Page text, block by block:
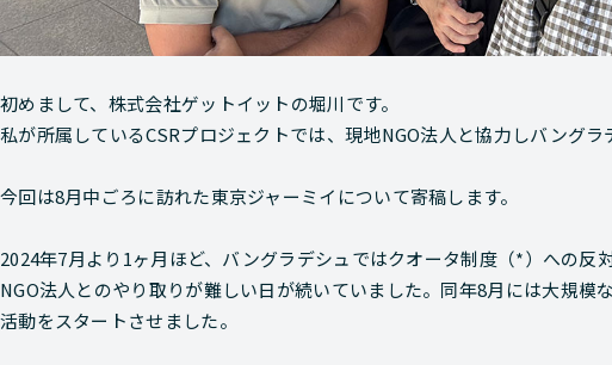
初めまして、株式会社ゲットイットの堀川です。
私が所属しているCSRプロジェクトでは、現地NGO法人と協力しバングラ
今回は8月中ごろに訪れた東京ジャーミイについて寄稿します。
2024年7月より1ヶ月ほど、バングラデシュではクオータ制度（*）への反
NGO法人とのやり取りが難しい日が続いていました。同年8月には大規模
活動をスタートさせました。